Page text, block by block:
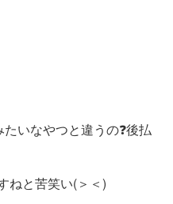
いなやつと違うの❓後払
ねと苦笑い(＞＜)